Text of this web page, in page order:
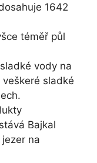
1642
téměř půl
vody na
veškeré sladké
Bajkal
na